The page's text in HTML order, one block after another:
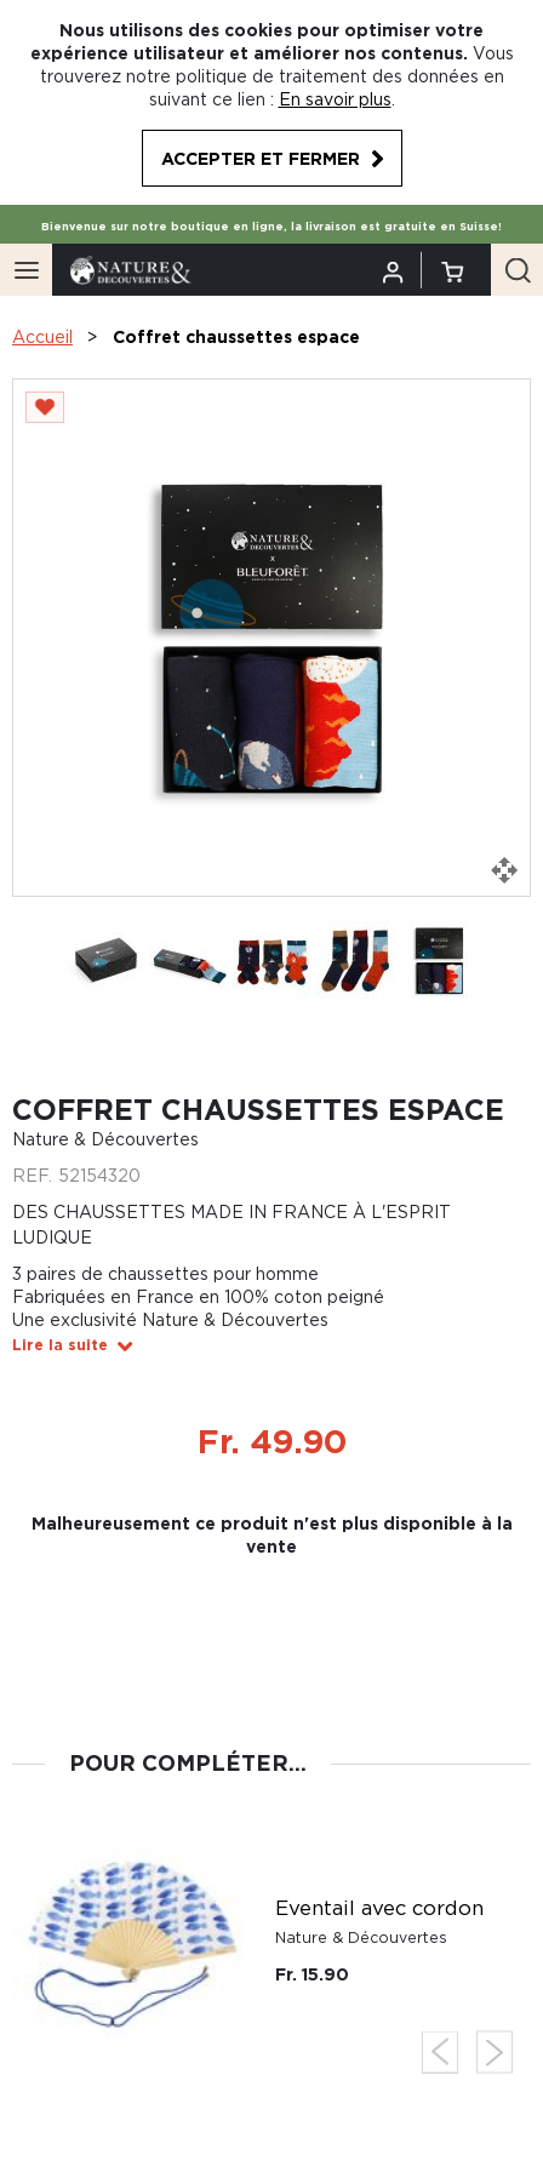
Nous utilisons des cookies pour optimiser votre
expérience utilisateur et améliorer nos contenus. Vous
trouverez notre politique de traitement des données en
suivant ce lien : En savoir plus
ACCEPTER ET FERMER
Bienvenue sur notre boutique en ligne, la livraison est gratuite en Suisse!
Accueil Coffret chaussettes espace
COFFRET CHAUSSETTES ESPACE
Nature & Découvertes
REF. 52154320
DES CHAUSSETTES MADE IN FRANCE À L'ESPRIT
LUDIQUE
3 paires de chaussettes pour homme
Fabriquées en France en 100% coton peigné
Une exclusivité Nature & Découvertes
Lire la suite
Fr. 49.90
Malheureusement ce produit n'est plus disponible à la
vente
POUR COMPLÉTER...
Eventail avec cordon
Nature & Découvertes
Fr. 15.90